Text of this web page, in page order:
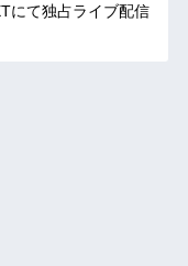
にて独占ライブ配信